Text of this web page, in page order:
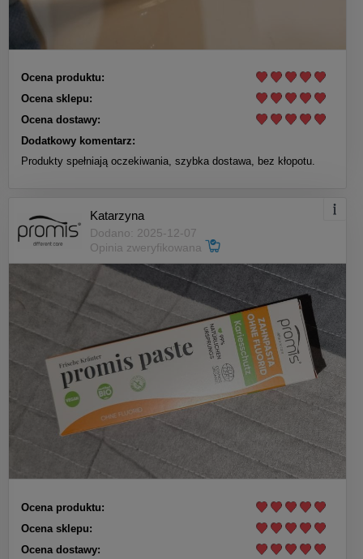
Ocena produktu:
Ocena sklepu:
Ocena dostawy:
Dodatkowy komentarz:
Produkty spełniają oczekiwania, szybka dostawa, bez kłopotu.
Katarzyna
Dodano: 2025-12-07
Opinia zweryfikowana
Ocena produktu:
Ocena sklepu:
Ocena dostawy: